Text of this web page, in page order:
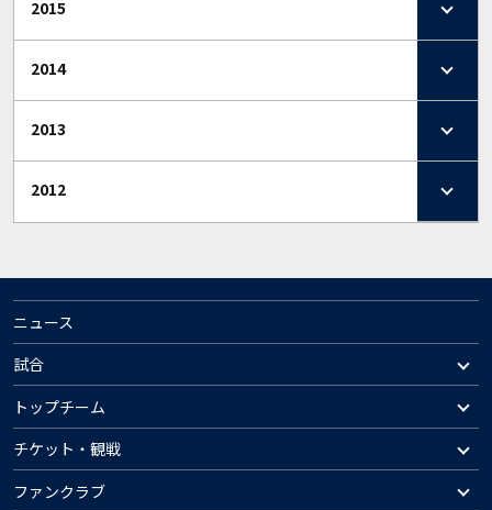
2015
2014
2013
2012
ニュース
試合
トップチーム
チケット・観戦
ファンクラブ